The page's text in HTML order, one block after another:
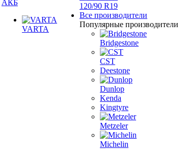
АКБ
VARTA
120/90 R19
Все производители
Популярные производители
Bridgestone
CST
Deestone
Dunlop
Kenda
Kingtyre
Metzeler
Michelin